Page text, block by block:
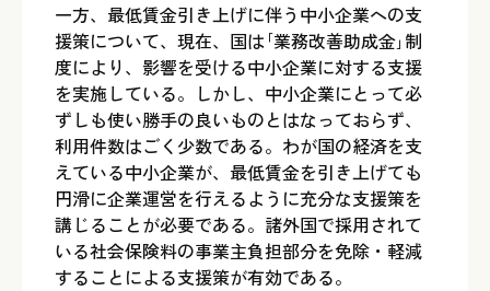
一方、最低賃金引き上げに伴う中小企業への支
援策について、現在、国は｢業務改善助成金｣制
度により、影響を受ける中小企業に対する支援
を実施している。しかし、中小企業にとって必
ずしも使い勝手の良いものとはなっておらず、
利用件数はごく少数である。わが国の経済を支
えている中小企業が、最低賃金を引き上げても
円滑に企業運営を行えるように充分な支援策を
講じることが必要である。諸外国で採用されて
いる社会保険料の事業主負担部分を免除・軽減
することによる支援策が有効である。